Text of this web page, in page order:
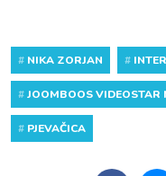
# NIKA ZORJAN #
#JOOMBOOS VIDEOSTAR
# PJEVAČICA